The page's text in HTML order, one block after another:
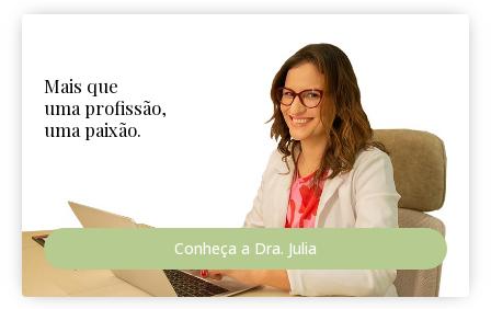
Mais que
uma profissão,
uma paixão.
Conheça a Dra. Julia